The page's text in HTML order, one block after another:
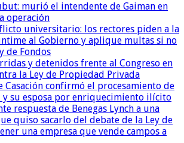
murió el intendente de Gaiman en
operación
universitario: los rectores piden a la
al Gobierno y aplique multas si no
de Fondos
y detenidos frente al Congreso en
la Ley de Propiedad Privada
Casación confirmó el procesamiento de
y su esposa por enriquecimiento ilícito
respuesta de Benegas Lynch a una
quiso sacarlo del debate de la Ley de
una empresa que vende campos a